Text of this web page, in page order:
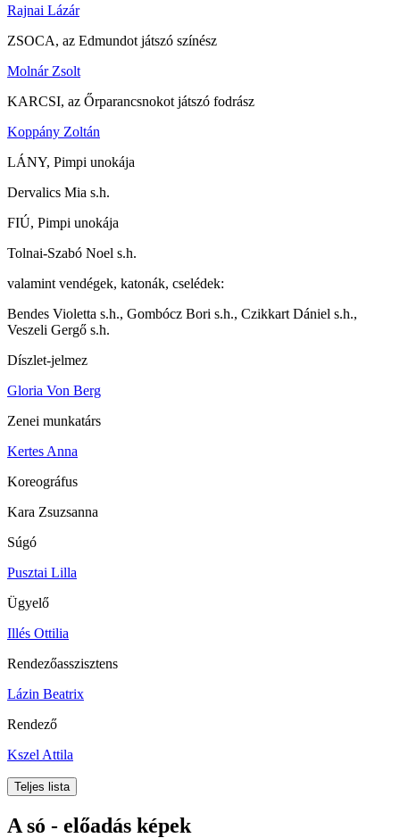
Rajnai Lázár
ZSOCA, az Edmundot játszó színész
Molnár Zsolt
KARCSI, az Őrparancsnokot játszó fodrász
Koppány Zoltán
LÁNY, Pimpi unokája
Dervalics Mia s.h.
FIÚ, Pimpi unokája
Tolnai-Szabó Noel s.h.
valamint vendégek, katonák, cselédek:
Bendes Violetta s.h., Gombócz Bori s.h., Czikkart Dániel s.h.,
Veszeli Gergő s.h.
Díszlet-jelmez
Gloria Von Berg
Zenei munkatárs
Kertes Anna
Koreográfus
Kara Zsuzsanna
Súgó
Pusztai Lilla
Ügyelő
Illés Ottilia
Rendezőasszisztens
Lázin Beatrix
Rendező
Kszel Attila
Teljes lista
A só - előadás képek